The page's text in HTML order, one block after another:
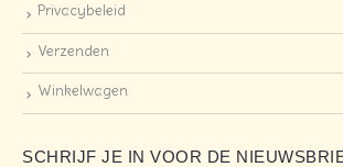
Privacybeleid
Verzenden
Winkelwagen
SCHRIJF JE IN VOOR DE